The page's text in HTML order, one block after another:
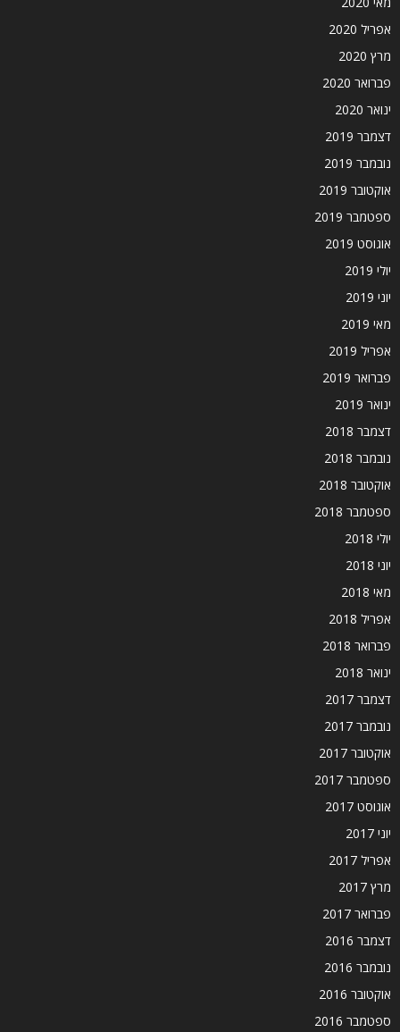
אפריל 2020
מרץ 2020
פברואר 2020
ינואר 2020
דצמבר 2019
נובמבר 2019
אוקטובר 2019
ספטמבר 2019
אוגוסט 2019
יולי 2019
יוני 2019
מאי 2019
אפריל 2019
פברואר 2019
ינואר 2019
דצמבר 2018
נובמבר 2018
אוקטובר 2018
ספטמבר 2018
יולי 2018
יוני 2018
מאי 2018
אפריל 2018
פברואר 2018
ינואר 2018
דצמבר 2017
נובמבר 2017
אוקטובר 2017
ספטמבר 2017
אוגוסט 2017
יוני 2017
אפריל 2017
מרץ 2017
פברואר 2017
דצמבר 2016
נובמבר 2016
אוקטובר 2016
ספטמבר 2016